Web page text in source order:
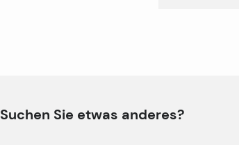
Suchen Sie etwas anderes?